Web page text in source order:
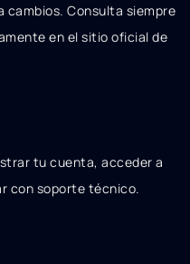
cambios. Consulta siempre
en el sitio oficial de
tu cuenta, acceder a
con soporte técnico.